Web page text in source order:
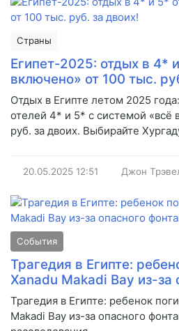
Страны
Египет-2025: отдых в 4*
включено» от 100 тыс.
Отдых в Египте летом 2025
отелей 4* и 5* с системой «всё
руб. за двоих. Выбирайте
20.05.2025 12:51 Джон
События
Трагедия в Египте:
Xanadu Makadi Bay из-за
Трагедия в Египте: ребенок
Makadi Bay из-за опасного